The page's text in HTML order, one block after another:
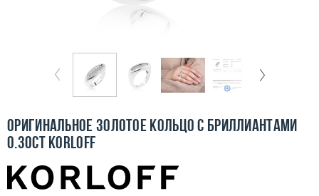
О компании
Контакты
3D-тур по шоуруму
Оригинальное золотое кольцо c бриллиантами
0.30ct Korloff